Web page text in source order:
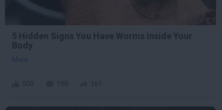
5 Hidden Signs You Have Worms Inside Your
Body
More